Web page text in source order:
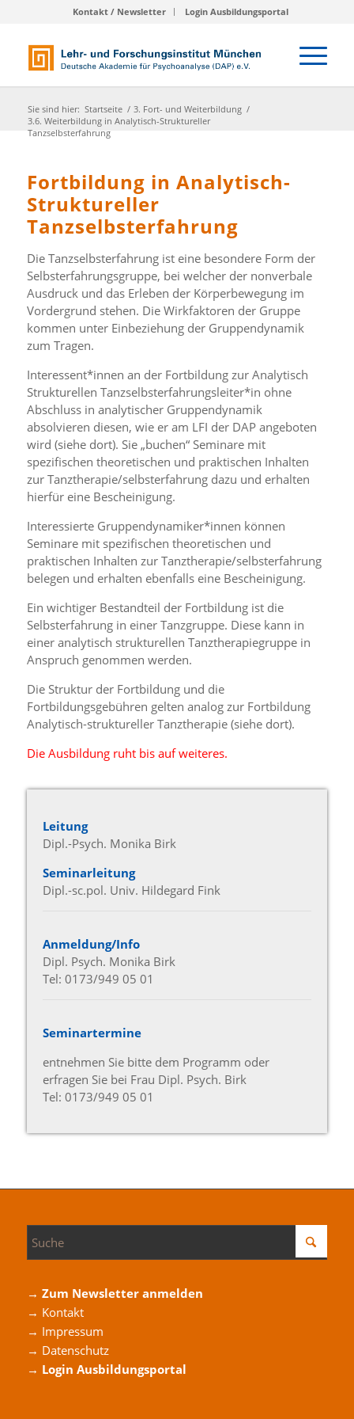
Kontakt / Newsletter Login Ausbildungsportal
Sie sind hier: Startseite / 3. Fort- und Weiterbildung /
3.6. Weiterbildung in Analytisch-Struktureller
Tanzselbsterfahrung
Fortbildung in Analytisch-
Struktureller
Tanzselbsterfahrung
Die Tanzselbsterfahrung ist eine besondere Form der
Selbsterfahrungsgruppe, bei welcher der nonverbale
Ausdruck und das Erleben der Körperbewegung im
Vordergrund stehen. Die Wirkfaktoren der Gruppe
kommen unter Einbeziehung der Gruppendynamik
zum Tragen.
Interessent*innen an der Fortbildung zur Analytisch
Strukturellen Tanzselbsterfahrungsleiter*in ohne
Abschluss in analytischer Gruppendynamik
absolvieren diesen, wie er am LFI der DAP angeboten
wird (siehe dort). Sie „buchen“ Seminare mit
spezifischen theoretischen und praktischen Inhalten
zur Tanztherapie/selbsterfahrung dazu und erhalten
hierfür eine Bescheinigung.
Interessierte Gruppendynamiker*innen können
Seminare mit spezifischen theoretischen und
praktischen Inhalten zur Tanztherapie/selbsterfahrung
belegen und erhalten ebenfalls eine Bescheinigung.
Ein wichtiger Bestandteil der Fortbildung ist die
Selbsterfahrung in einer Tanzgruppe. Diese kann in
einer analytisch strukturellen Tanztherapiegruppe in
Anspruch genommen werden.
Die Struktur der Fortbildung und die
Fortbildungsgebühren gelten analog zur Fortbildung
Analytisch-struktureller Tanztherapie (siehe dort).
Die Ausbildung ruht bis auf weiteres.
Leitung
Dipl.-Psych. Monika Birk
Seminarleitung
Dipl.-sc.pol. Univ. Hildegard Fink
Anmeldung/Info
Dipl. Psych. Monika Birk
Tel: 0173/949 05 01
Seminartermine
entnehmen Sie bitte dem Programm oder
erfragen Sie bei Frau Dipl. Psych. Birk
Tel: 0173/949 05 01
→ Zum Newsletter anmelden
→ Kontakt
→ Impressum
→ Datenschutz
→ Login Ausbildungsportal